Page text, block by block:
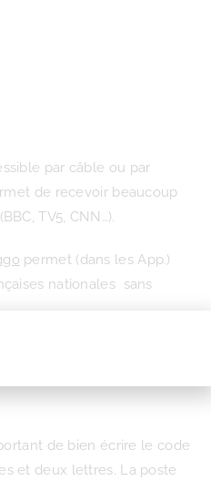
par câble ou par
de recevoir beaucoup
TV5, CNN…).
permet (dans les App.)
nationales sans
de bien écrire le code
et deux lettres. La poste